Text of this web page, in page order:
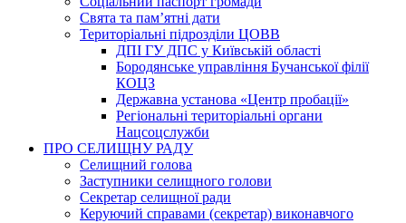
Свята та пам’ятні дати
Територіальні підрозділи ЦОВВ
ДПІ ГУ ДПС у Київській області
Бородянське управління Бучанської філії
КОЦЗ
Державна установа «Центр пробації»
Регіональні територіальні органи
Нацсоцслужби
ПРО СЕЛИЩНУ РАДУ
Селищний голова
Заступники селищного голови
Секретар селищної ради
Керуючий справами (секретар) виконавчого